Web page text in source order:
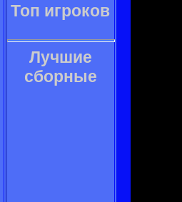
Топ игроков
Лучшие
сборные